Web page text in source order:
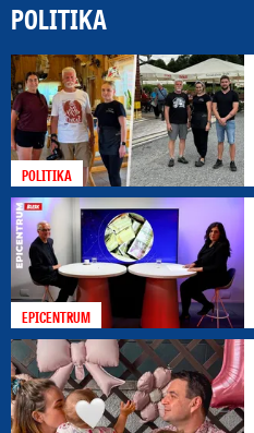
POLITIKA
POLITIKA
EPICENTRUM